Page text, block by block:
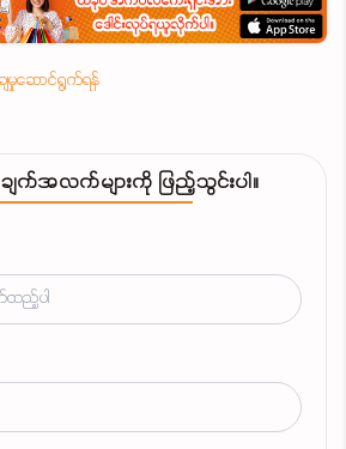
ေမှုဆောင်ရွက်ရန်
က်အလက်များကို ဖြည့်သွင်းပါ။